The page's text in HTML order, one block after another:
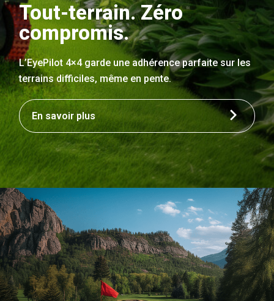
Tout-terrain. Zéro
compromis.
L’EyePilot 4×4 garde une adhérence parfaite sur les
terrains difficiles, même en pente.
En savoir plus